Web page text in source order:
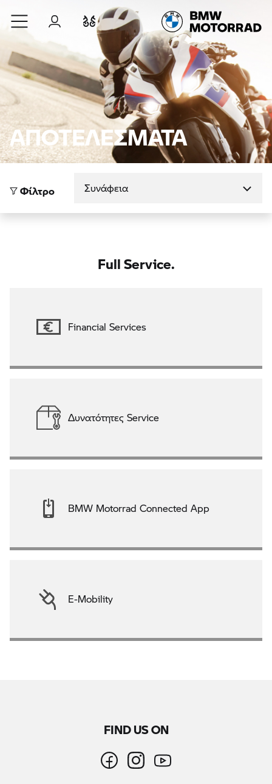
Μετάβαση στο κύριο περιεχόμενο
ΣύνδεσηΣύγκριση
ΑΠΟΤΕΛΕΣΜΑΤΑ
Φίλτρο
Full Service.
Financial Services
Δυνατότητες Service
BMW Motorrad Connected App
E-Mobility
FIND US ON